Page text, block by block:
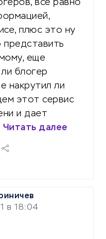
всё равно
плюс это ну
представить
еще
блогер
накрутил ли
этот сервис
и дает
Читать далее
в 18:04